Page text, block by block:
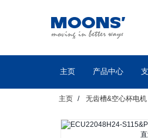
主页 产品中心
主页 无齿槽&空心杯电机